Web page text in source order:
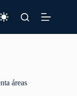
áreas